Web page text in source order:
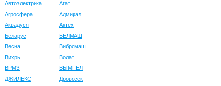
Автоэлектрика
Агат
Агросфера
Адмирал
Аквадуся
Актех
Беларус
БЕЛМАШ
Весна
Вибромаш
Вихрь
Волат
ВРМЗ
ВЫМПЕЛ
ДЖИЛЕКС
Дровосек